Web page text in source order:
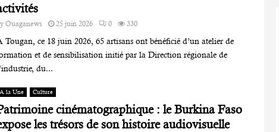
Ouaganews 25 juin 2026 0 330
Tougan, ce 18 juin 2026, 65 artisans ont bénéficié d’un atelier de
et de sensibilisation initié par la Direction régionale de
du...
A la Une Culture
cinématographique : le Burkina Faso
les trésors de son histoire audiovisuelle